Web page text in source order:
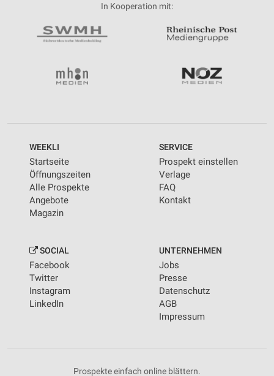
In Kooperation mit:
WEEKLI
Startseite
Öffnungszeiten
Alle Prospekte
Angebote
Magazin
SERVICE
Prospekt einstellen
Verlage
FAQ
Kontakt
SOCIAL
Facebook
Twitter
Instagram
LinkedIn
UNTERNEHMEN
Jobs
Presse
Datenschutz
AGB
Impressum
Prospekte einfach online blättern.